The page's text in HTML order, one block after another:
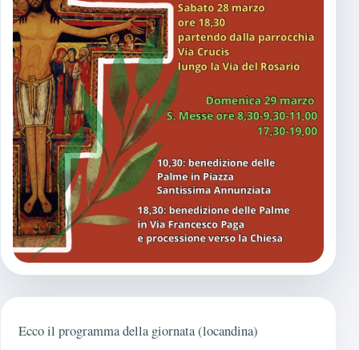
Ecco il programma della giornata (locandina)